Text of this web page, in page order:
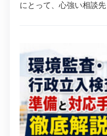
にとって、心強い相談先